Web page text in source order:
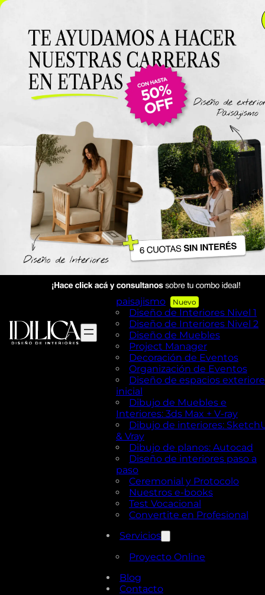
el curso acá!
Viajes
The New York Design
Carreras / Diplomaturas
Carrera de Diseño de
Exteriores y Paisajismo
Carrera en Diseño de
UTN
Carrera en Interiorismo UTN
Carrera de Organización y
Decoración de Eventos UTN
Cursos
exteriores y Paisajismo
Diseño de exteriores y
paisajismo
Diseño de Interiores Nivel 1
Diseño de Interiores Nivel 2
Diseño de Muebles
Project Manager
Decoración de Eventos
Organización de Eventos
Diseño de espacios
inicial
Dibujo de Muebles e
Interiores: 3ds Max + V-ray
Dibujo de interiores:
& Vray
Dibujo de planos: Autocad
Diseño de interiores paso a
paso
Ceremonial y Protocolo
Nuestros e-books
Test Vocacional
Convertite en Profesional
Servicios
Proyecto Online
Blog
Contacto